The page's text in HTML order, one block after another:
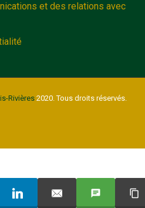
et des relations avec
Rivières2020. Tous droits réservés.